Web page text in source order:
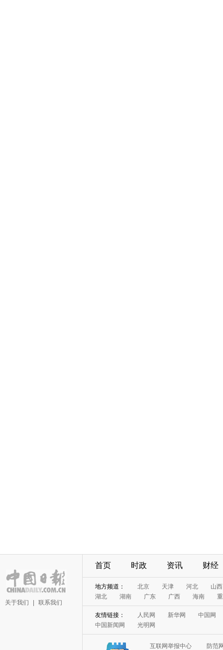
关于我们 联系我们
首页 时政 资讯 财经
地方频道： 北京 天津 河北
山西
湖北
湖南 广东 广西 海南
友情链接： 人民网 新华网
中国网
中国新闻网
光明网
互联网举报中心
防范